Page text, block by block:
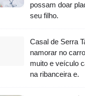
possam doar
seu filho.
Casal de Serra
namorar no
muito e veículo
na ribanceira e.